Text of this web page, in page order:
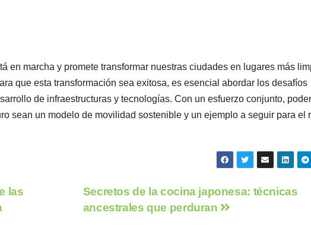
en marcha y promete transformar nuestras ciudades en lugares más
que esta transformación sea exitosa, es esencial abordar los desafíos
de infraestructuras y tecnologías. Con un esfuerzo conjunto,
sean un modelo de movilidad sostenible y un ejemplo a seguir para el
Secretos de la cocina japonesa: técnicas
ancestrales que perduran
las